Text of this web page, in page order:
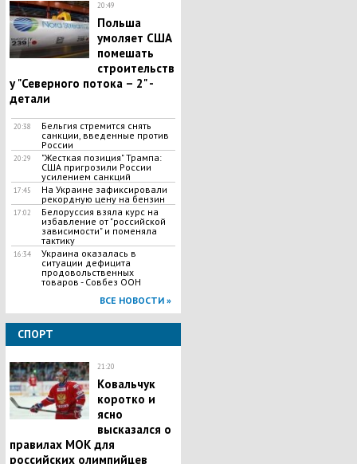
20:49
Польша
умоляет США
помешать
строительств
у "Северного потока – 2" -
детали
20:38
Бельгия стремится снять
санкции, введенные против
России
20:29
"Жесткая позиция" Трампа:
США пригрозили России
усилением санкций
17:45
На Украине зафиксировали
рекордную цену на бензин
17:02
Белоруссия взяла курс на
избавление от "российской
зависимости" и поменяла
тактику
16:34
Украина оказалась в
ситуации дефицита
продовольственных
товаров - Совбез ООН
ВСЕ НОВОСТИ »
СПОРТ
21:20
Ковальчук
коротко и
ясно
высказался о
правилах МОК для
российских олимпийцев